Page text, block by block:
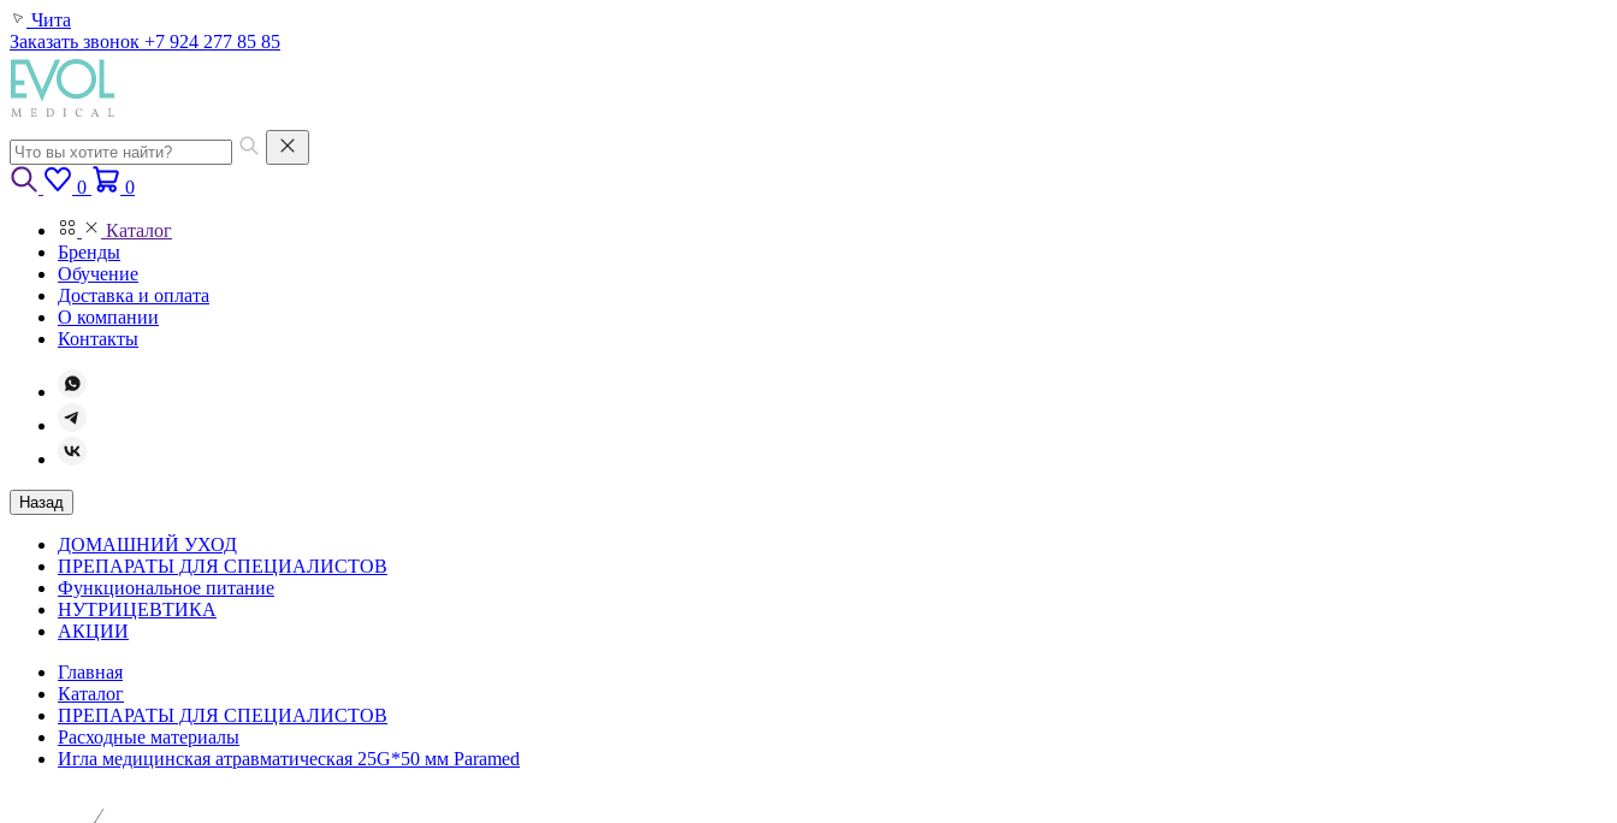
Чита
Заказать звонок +7 924 277 85 85
0 0
Каталог
Бренды
Обучение
Доставка и оплата
О компании
Контакты
Назад
ДОМАШНИЙ УХОД
ПРЕПАРАТЫ ДЛЯ СПЕЦИАЛИСТОВ
Функциональное питание
НУТРИЦЕВТИКА
АКЦИИ
Главная
Каталог
ПРЕПАРАТЫ ДЛЯ СПЕЦИАЛИСТОВ
Расходные материалы
Игла медицинская атравматическая 25G*50 мм Paramed